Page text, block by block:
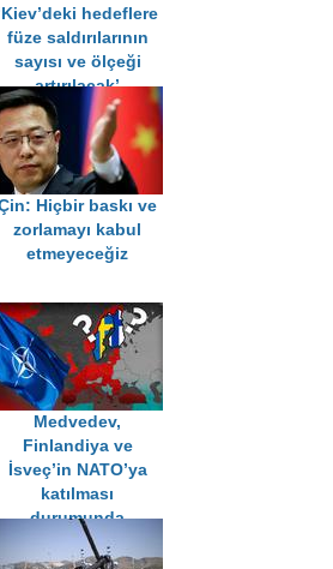
hedeflere
füze saldırılarının
sayısı ve ölçeği
artırılacak’
Hiçbir baskı ve
zorlamayı kabul
etmeyeceğiz
Medvedev,
Finlandiya ve
İsveç’in NATO’ya
katılması
durumunda
olacakları sıraladı